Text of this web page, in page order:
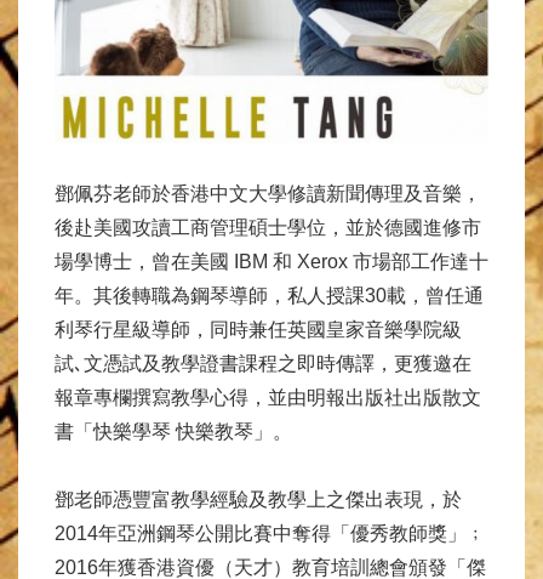
鄧佩芬老師於香港中文大學修讀新聞傳理及音樂，
後赴美國攻讀工商管理碩士學位，並於德國進修市
場學博士，曾在美國 IBM 和 Xerox 市場部工作達十
年。其後轉職為鋼琴導師，私人授課30載，曾任通
利琴行星級導師，同時兼任英國皇家音樂學院級
試､文憑試及教學證書課程之即時傳譯，更獲邀在
報章專欄撰寫教學心得，並由明報出版社出版散文
書「快樂學琴 快樂教琴」。
鄧老師憑豐富教學經驗及教學上之傑出表現，於
2014年亞洲鋼琴公開比賽中奪得「優秀教師獎」﹔
2016年獲香港資優（天才）教育培訓總會頒發「傑